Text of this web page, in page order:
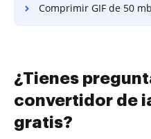
Comprimir GIF de 50 mb a menos en unos
¿Tienes
convertidor de
gratis?